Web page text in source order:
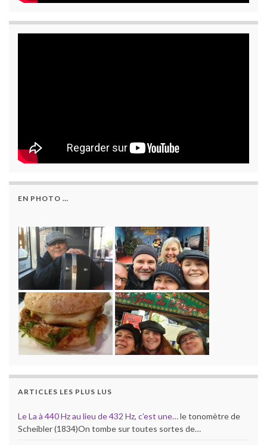
EN PHOTO …
ARTICLES LES PLUS LUS
Le La à 440 Hz au lieu de 432 Hz, c’est une…le tonomètre de
Scheibler (1834)On tombe sur toutes sortes de…